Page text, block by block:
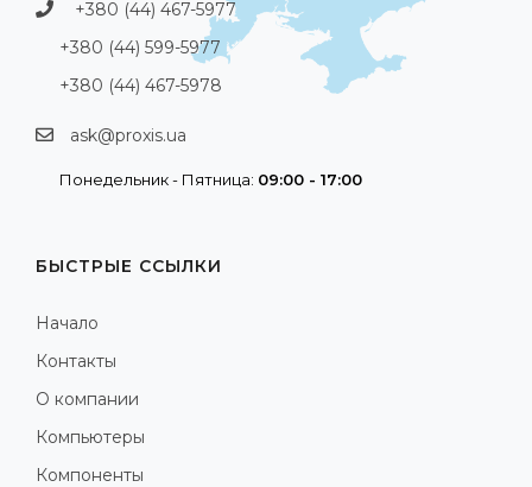
+380 (44) 467-5977
+380 (44) 599-5977
+380 (44) 467-5978
ask@proxis.ua
Понедельник - Пятница: 09:00 - 17:00
БЫСТРЫЕ ССЫЛКИ
Начало
Контакты
О компании
Компьютеры
Компоненты